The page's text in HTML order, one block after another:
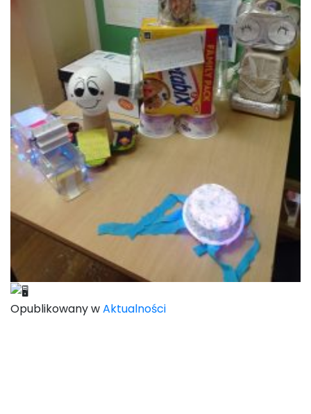
Opublikowany wAktualności